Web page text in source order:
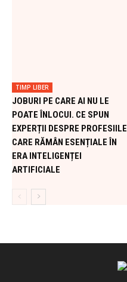
TIMP LIBER
JOBURI PE CARE AI NU LE
POATE ÎNLOCUI. CE SPUN
EXPERȚII DESPRE PROFESIILE
CARE RĂMÂN ESENȚIALE ÎN
ERA INTELIGENȚEI
ARTIFICIALE